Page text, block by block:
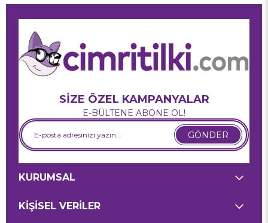
SİZE ÖZEL KAMPANYALAR
E-BÜLTENE ABONE OL!
GÖNDER
KURUMSAL
KİŞİSEL VERİLER